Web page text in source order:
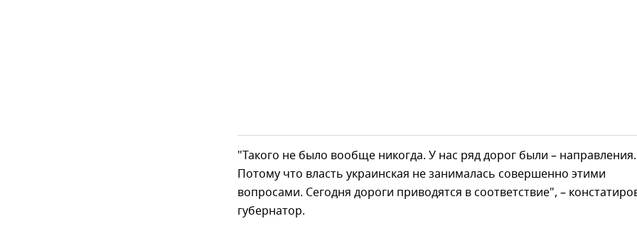
"Такого не было вообще никогда. У нас ряд дорог были – направления.
Потому что власть украинская не занималась совершенно этими
вопросами. Сегодня дороги приводятся в соответствие", –
губернатор.